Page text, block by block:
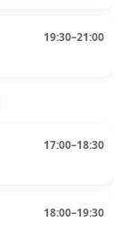
19:30–21:00
17:00–18:30
18:00–19:30